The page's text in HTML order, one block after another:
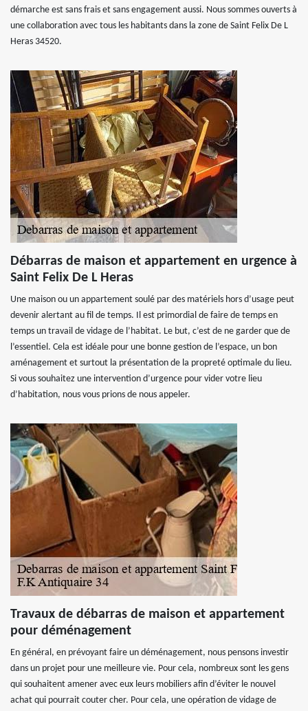
démarche est sans frais et sans engagement aussi. Nous sommes ouverts à
une collaboration avec tous les habitants dans la zone de Saint Felix De L
Heras 34520.
Débarras de maison et appartement en urgence à
Saint Felix De L Heras
Une maison ou un appartement soulé par des matériels hors d’usage peut
devenir alertant au fil de temps. Il est primordial de faire de temps en
temps un travail de vidage de l’habitat. Le but, c’est de ne garder que de
l’essentiel. Cela est idéale pour une bonne gestion de l’espace, un bon
aménagement et surtout la présentation de la propreté optimale du lieu.
Si vous souhaitez une intervention d’urgence pour vider votre lieu
d’habitation, nous vous prions de nous appeler.
Travaux de débarras de maison et appartement
pour déménagement
En général, en prévoyant faire un déménagement, nous pensons investir
dans un projet pour une meilleure vie. Pour cela, nombreux sont les gens
qui souhaitent amener avec eux leurs mobiliers afin d’éviter le nouvel
achat qui pourrait couter cher. Pour cela, une opération de vidage de